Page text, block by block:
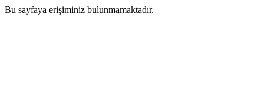
Bu sayfaya erişiminiz bulunmamaktadır.